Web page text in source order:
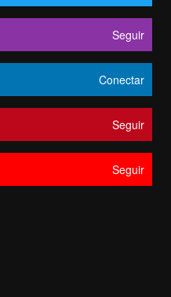
Seguir
Conectar
Seguir
Seguir